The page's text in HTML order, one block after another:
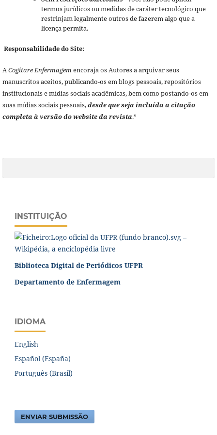
termos jurídicos ou medidas de caráter tecnológico que
restrinjam legalmente outros de fazerem algo que a
licença permita.
Responsabilidade do Site:
ACogitare Enfermagemencoraja os Autores a arquivar seus
manuscritos aceitos, publicando-os em blogs pessoais, repositórios
institucionais e mídias sociais acadêmicas, bem como postando-os em
suas mídias sociais pessoais,desde que seja incluída a citação
completa à versão do website da revista.”
INSTITUIÇÃO
Biblioteca Digital de Periódicos UFPR
Departamento de Enfermagem
IDIOMA
English
Español (España)
Português (Brasil)
ENVIAR SUBMISSÃO